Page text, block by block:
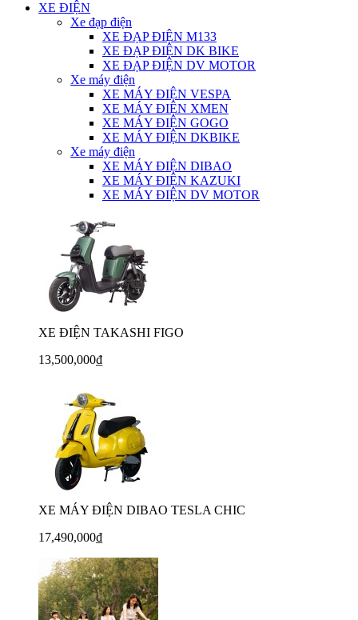
XE ĐIỆN
Xe đạp điện
XE ĐẠP ĐIỆN M133
XE ĐẠP ĐIỆN DK BIKE
XE ĐẠP ĐIỆN DV MOTOR
Xe máy điện
XE MÁY ĐIỆN VESPA
XE MÁY ĐIỆN XMEN
XE MÁY ĐIỆN GOGO
XE MÁY ĐIỆN DKBIKE
Xe máy điện
XE MÁY ĐIỆN DIBAO
XE MÁY ĐIỆN KAZUKI
XE MÁY ĐIỆN DV MOTOR
XE ĐIỆN TAKASHI FIGO
13,500,000₫
XE MÁY ĐIỆN DIBAO TESLA CHIC
17,490,000₫